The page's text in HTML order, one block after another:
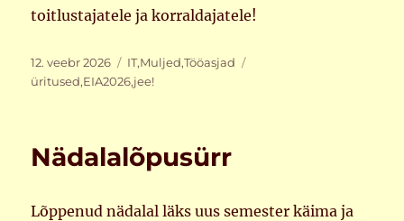
toitlustajatele ja korraldajatele!
Postitatud
12. veebr 2026 Rubriigid
IT,Muljed,Tööasjad
üritused,EIA2026,jee!
Nädalalõpusürr
Lõppenud nädalal läks uus semester käima ja